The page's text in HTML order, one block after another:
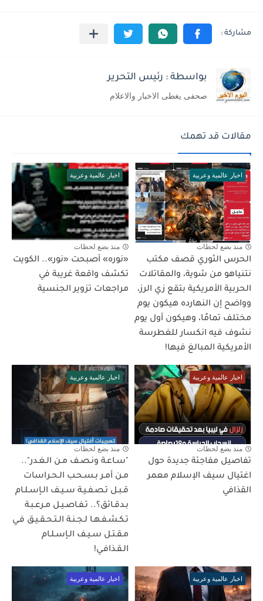
بواسطة : رئيس التحرير
صحفى يغطى الاخبار والاعلام
مقالات قد تهمك
اخبار عالمية وعربية
منذ بضع لحظات
الحرس الثوري قصف مكتب
نتنياهو من شوية، والمقاتلات
الحربية الأمريكية بتقع زي الرز،
وواضح إن النهارده هيكون يوم
مختلف تمامًا، وهيكون أول يوم
نشوف فيه انكسار للغطرسة
الأمريكية المبالغ فيها!
اخبار عالمية وعربية
منذ بضع لحظات
«نوره» أصبحت «نور».. الكويت
تكشف واقعة غريبة في
مراجعات تزوير الجنسية
اخبار عالمية وعربية
منذ بضع لحظات
تفاصيل مفاجئة جديدة حول
اغتيال سيف الإسلام معمر
القذافي
اخبار عالمية وعربية
منذ بضع لحظات
"سـاعـة ونـصـف مـن الـغـدر"..
مـن أمـر بـسـحـب الـحـراسات
قـبـل تـصـفـيـة سـيـف الـإسـلـام
بـدقـائق؟.. تـفـاصـيـل مـرعـبـة
تـكـشـفـهـا لـجـنـة الـتـحـقـيـق فـي
مـقـتـل سـيـف الـإسـلـام
الـقـذافـي!
اخبار عالمية وعربية اخبار عالمية وعربية